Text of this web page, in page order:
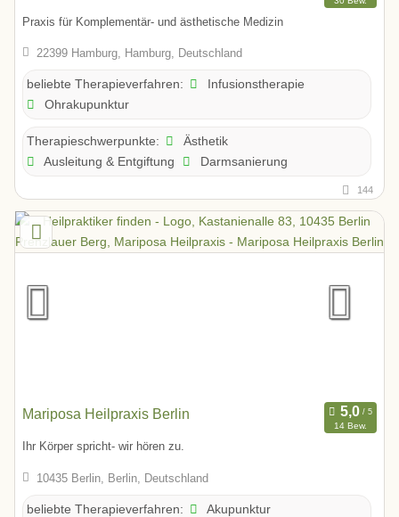
Praxis für Komplementär- und ästhetische Medizin
22399 Hamburg, Hamburg, Deutschland
beliebte Therapieverfahren:
Infusionstherapie
Ohrakupunktur
Therapieschwerpunkte:
Ästhetik
Ausleitung & Entgiftung
Darmsanierung
144
Mariposa Heilpraxis Berlin
14 Bew.
Ihr Körper spricht- wir hören zu.
10435 Berlin, Berlin, Deutschland
beliebte Therapieverfahren:
Akupunktur